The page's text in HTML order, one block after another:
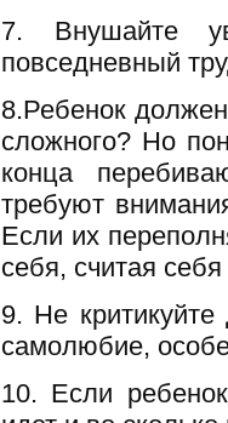
7. Внушайте
повседневный
8.Ребенок
сложного? Но
конца
требуют
Если их
себя, считая
9. Не
самолюбие,
10. Если